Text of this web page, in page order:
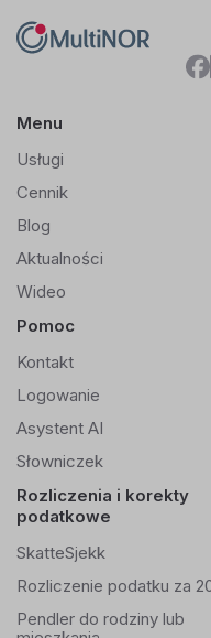
Menu
Usługi
Cennik
Blog
Aktualności
Wideo
Pomoc
Kontakt
Logowanie
Asystent AI
Słowniczek
Rozliczenia i korekty
podatkowe
SkatteSjekk
Rozliczenie podatku za
Pendler do rodziny lub